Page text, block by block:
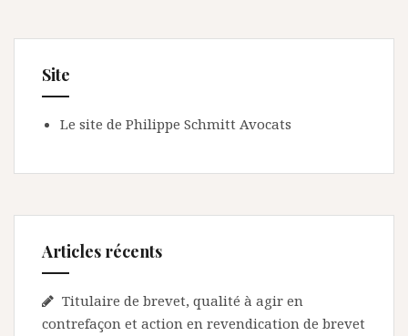
Site
Le site de Philippe Schmitt Avocats
Articles récents
Titulaire de brevet, qualité à agir en
contrefaçon et action en revendication de brevet